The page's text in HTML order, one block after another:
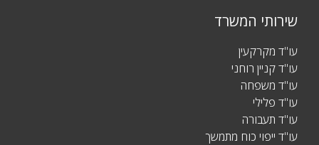
שירותי המשרד
עו"ד מקרקעין
עו"ד קניין רוחני
עו"ד משפחה
עו"ד פלילי
עו"ד תעבורה
עו"ד ייפוי כוח מתמשך